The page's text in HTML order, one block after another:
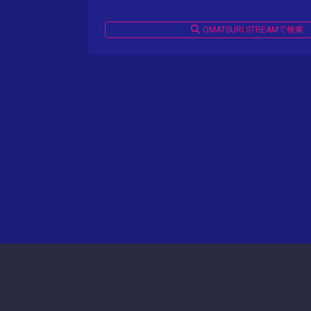
OMATSURI STREAMで検索